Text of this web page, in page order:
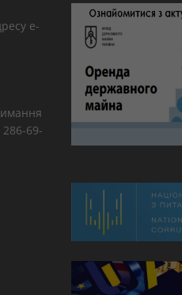
e-
286-69-